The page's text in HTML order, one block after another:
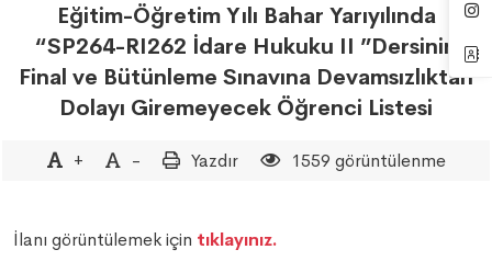
Eğitim-Öğretim Yılı Bahar Yarıyılında
“SP264-RI262 İdare Hukuku II ”Dersinin
Final ve Bütünleme Sınavına Devamsızlıktan
Dolayı Giremeyecek Öğrenci Listesi
+ - Yazdır 1559 görüntülenme
İlanı görüntülemek için tıklayınız.